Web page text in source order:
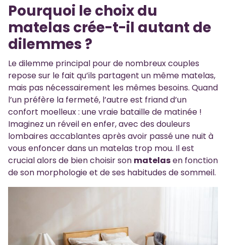
Pourquoi le choix du
matelas crée-t-il autant de
dilemmes ?
Le dilemme principal pour de nombreux couples
repose sur le fait qu’ils partagent un même matelas,
mais pas nécessairement les mêmes besoins. Quand
l’un préfère la fermeté, l’autre est friand d’un
confort moelleux : une vraie bataille de matinée !
Imaginez un réveil en enfer, avec des douleurs
lombaires accablantes après avoir passé une nuit à
vous enfoncer dans un matelas trop mou. Il est
crucial alors de bien choisir son matelasen fonction
de son morphologie et de ses habitudes de sommeil.